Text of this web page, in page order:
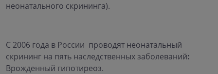
неонатального скрининга).
С 2006 года в России проводят неонатальный
скрининг на пять наследственных заболеваний:
Врожденный гипотиреоз.